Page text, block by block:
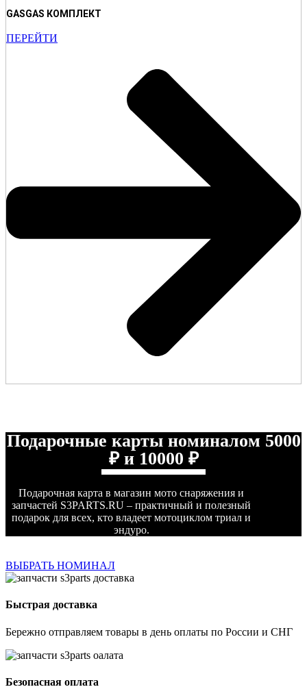
GASGAS КОМПЛЕКТ
ПЕРЕЙТИ
Подарочные карты номиналом 5000
₽ и 10000 ₽
Подарочная карта в магазин мото снаряжения и
запчастей S3PARTS.RU – практичный и полезный
подарок для всех, кто владеет мотоциклом триал и
эндуро.
ВЫБРАТЬ НОМИНАЛ
Быстрая доставка
Бережно отправляем товары в день оплаты по России и СНГ
Безопасная оплата